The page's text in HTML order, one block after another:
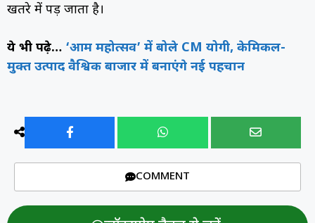
खतरे में पड़ जाता है।
ये भी पढ़े… ‘आम महोत्सव’ में बोले CM योगी, केमिकल-
मुक्त उत्पाद वैश्विक बाजार में बनाएंगे नई पहचान
COMMENT